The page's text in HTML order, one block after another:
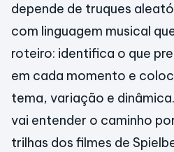
depende de truques
com linguagem musical
roteiro: identifica o que
em cada momento e
tema, variação e
vai entender o caminho
trilhas dos filmes de